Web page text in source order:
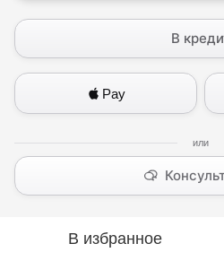
В
Pay
В избранное